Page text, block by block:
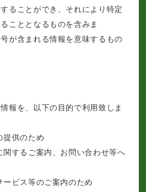
ることができ、それにより特定
こととなるものを含みま
が含まれる情報を意味するもの
報を、以下の目的で利用致しま
提供のため
関するご案内、お問い合わせ等へ
ービス等のご案内のため